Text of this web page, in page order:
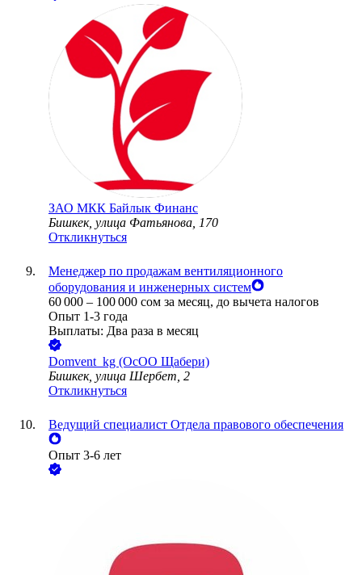
ЗАО МКК Байлык Финанс
Бишкек, улица Фатьянова, 170
Откликнуться
Менеджер по продажам вентиляционного
оборудования и инженерных систем
60 000 – 100 000 сом за месяц, до вычета налогов
Опыт 1-3 года
Выплаты: Два раза в месяц
Domvent_kg (ОсОО Щабери)
Бишкек, улица Шербет, 2
Откликнуться
Ведущий специалист Отдела правового обеспечения
Опыт 3-6 лет